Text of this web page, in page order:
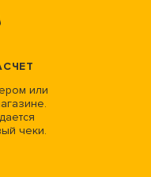
или
чеки.